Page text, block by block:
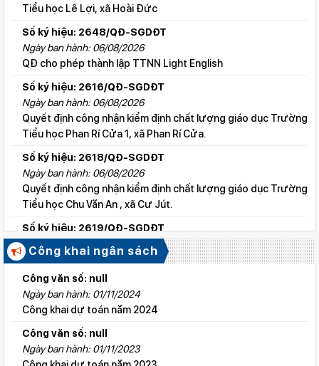
Tiểu học Lê Lợi, xã Hoài Đức
Số ký hiệu: 2648/QĐ-SGDĐT
Ngày ban hành: 06/08/2026
QĐ cho phép thành lập TTNN Light English
Số ký hiệu: 2616/QĐ-SGDĐT
Ngày ban hành: 06/08/2026
Quyết định công nhận kiểm định chất lượng giáo dục Trường
Tiểu học Phan Rí Cửa 1, xã Phan Rí Cửa.
Số ký hiệu: 2618/QĐ-SGDĐT
Ngày ban hành: 06/08/2026
Quyết định công nhận kiểm định chất lượng giáo dục Trường
Tiểu học Chu Văn An , xã Cư Jút.
Số ký hiệu: 2619/QĐ-SGDĐT
Ngày ban hành: 06/08/2026
Quyết định công nhận kiểm định chất lượng giáo dục Trường
Tiểu học Lý Tự Trọng , xã Cư Jút.
Số ký hiệu: 2615/QĐ-SGDĐT
Ngày ban hành: 06/08/2026
Quyết định công nhận kiểm định chất lượng giáo dục Trường
Tiểu học Nguyễn Bỉnh Khiêm, xã Đức linh.
Công khai ngân sách
Công văn số: null
Ngày ban hành: 01/11/2024
Công khai dự toán năm 2024
Công văn số: null
Ngày ban hành: 01/11/2023